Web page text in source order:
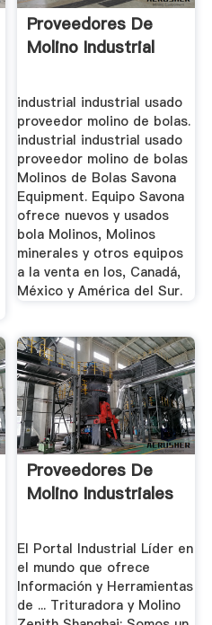
Proveedores De
Molino Industrial
industrial industrial usado
proveedor molino de bolas.
industrial industrial usado
proveedor molino de bolas
Molinos de Bolas Savona
Equipment. Equipo Savona
ofrece nuevos y usados
bola Molinos, Molinos
minerales y otros equipos
a la venta en los, Canadá,
México y América del Sur.
Proveedores De
Molino Industriales
El Portal Industrial Líder en
el mundo que ofrece
Información y Herramientas
de ... Trituradora y Molino